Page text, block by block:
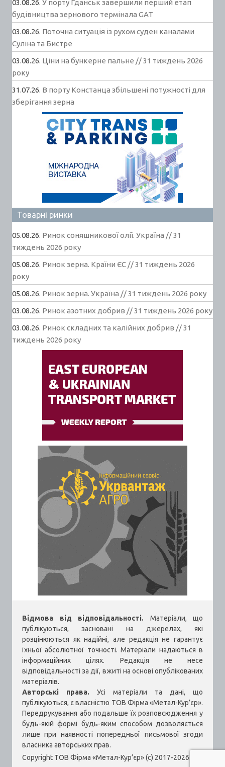
03.08.26. У порту Ґданськ завершили перший етап
будівництва зернового термінала GAT
03.08.26. Поточна ситуація із рухом суден каналами
Суліна та Бистре
03.08.26. Ціни на бункерне пальне // 31 тиждень 2026
року
31.07.26. В порту Констанца збільшені потужності для
зберігання зерна
Товарні ринки
05.08.26. Ринок соняшникової олії. Україна // 31
тиждень 2026 року
05.08.26. Ринок зерна. Країни ЄС // 31 тиждень 2026
року
05.08.26. Ринок зерна. Україна // 31 тиждень 2026 року
03.08.26. Ринок азотних добрив // 31 тиждень 2026 року
03.08.26. Ринок складних та калійних добрив // 31
тиждень 2026 року
Відмова від відповідальності. Матеріали, що
публікуються, засновані на джерелах, які
розцінюються як надійні, але редакція не гарантує
їхньої абсолютної точності. Матеріали надаються в
інформаційних цілях. Редакція не несе
відповідальності за дії, вжиті на основі опублікованих
матеріалів.
Авторські права. Усі матеріали та дані, що
публікуються, є власністю ТОВ Фірма «Метал-Кур’єр».
Передрукування або подальше їх розповсюдження у
будь-якій формі будь-яким способом дозволяється
лише при наявності попередньої письмової згоди
власника авторських прав.
Copyright ТОВ Фірма «Метал-Кур’єр» (c) 2017-2026